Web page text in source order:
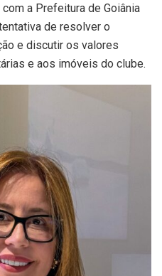
a Prefeitura de Goiânia
de resolver o
e discutir os valores
e aos imóveis do clube.